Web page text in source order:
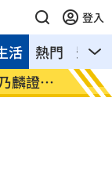
登入
熱門 影音
活
麟證實
南澳